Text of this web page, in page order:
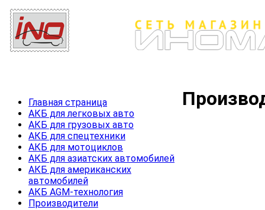
Главная страница
АКБ для легковых авто
АКБ для грузовых авто
АКБ для спецтехники
АКБ для мотоциклов
АКБ для азиатских автомобилей
АКБ для американских
автомобилей
АКБ AGM-технология
Производители